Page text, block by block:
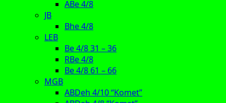
ABe 4/8
JB
Bhe 4/8
LEB
Be 4/8 31 – 36
RBe 4/8
Be 4/8 61 – 66
MGB
ABDeh 4/10 “Komet”